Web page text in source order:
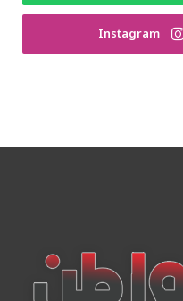
Instagram